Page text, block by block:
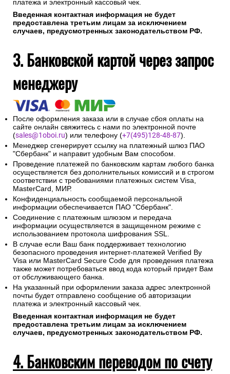
платежа и электронный кассовый чек.
Введенная контактная информация не будет
предоставлена третьим лицам за исключением
случаев, предусмотренных законодательством РФ.
3. Банковской картой через запрос
менеджеру
После оформления заказа или в случае сбоя оплаты на
сайте онлайн свяжитесь с нами по электронной почте
(sales@1oboi.ru) или телефону (+7(495)128-48-87).
Менеджер сгенерирует ссылку на платежный шлюз ПАО
"Сбербанк" и направит удобным Вам способом.
Проведение платежей по банковским картам любого банка
осуществляется без дополнительных комиссий и в строгом
соответствии с требованиями платежных систем Visa,
MasterCard, МИР.
Конфиденциальность сообщаемой персональной
информации обеспечивается ПАО "Сбербанк".
Соединение с платежным шлюзом и передача
информации осуществляется в защищенном режиме с
использованием протокола шифрования SSL.
В случае если Ваш банк поддерживает технологию
безопасного проведения интернет-платежей Verified By
Visa или MasterCard Secure Code для проведения платежа
также может потребоваться ввод кода который придет Вам
от обслуживающего банка.
На указанный при оформлении заказа адрес электронной
почты будет отправлено сообщение об авторизации
платежа и электронный кассовый чек.
Введенная контактная информация не будет
предоставлена третьим лицам за исключением
случаев, предусмотренных законодательством РФ.
4. Банковским переводом по счету